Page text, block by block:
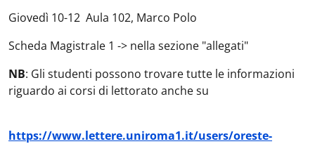
Giovedì 10-12 Aula 102, Marco Polo
Scheda Magistrale 1 -> nella sezione "allegati"
NB: Gli studenti possono trovare tutte le informazioni
riguardo ai corsi di lettorato anche su
https://www.lettere.uniroma1.it/users/oreste-